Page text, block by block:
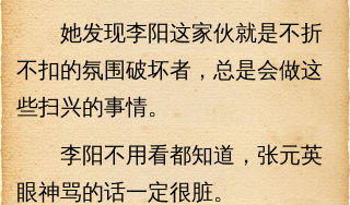
她发现李阳这家伙就是不折
不扣的氛围破坏者，总是会做这
些扫兴的事情。
李阳不用看都知道，张元英
眼神骂的话一定很脏。